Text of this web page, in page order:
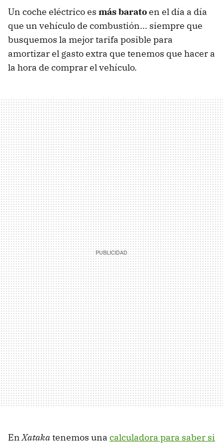
Un coche eléctrico es más baratoen el día a día
que un vehículo de combustión... siempre que
busquemos la mejor tarifa posible para
amortizar el gasto extra que tenemos que hacer a
la hora de comprar el vehículo.
EnXatakatenemos una calculadora para saber si